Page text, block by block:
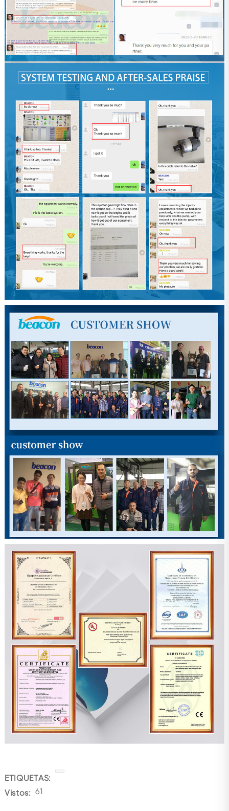
ETIQUETAS:
Vistos: 61